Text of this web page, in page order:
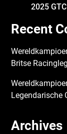
2025
Recent
Britse
Legendarische
Archives